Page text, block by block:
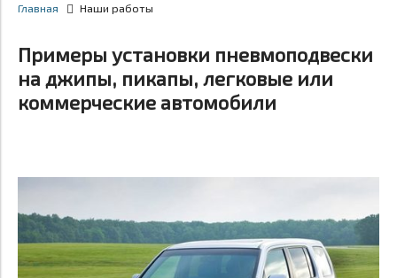
Главная Наши работы
Примеры установки пневмоподвески
на джипы, пикапы, легковые или
коммерческие автомобили